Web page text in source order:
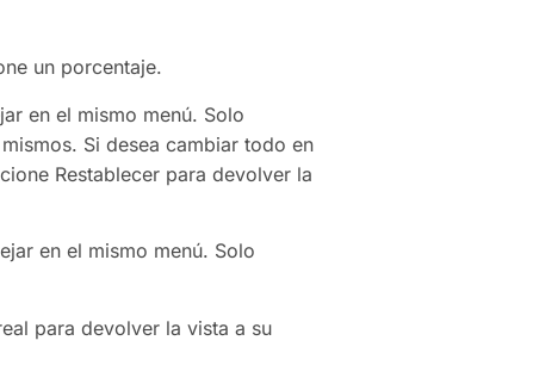
un porcentaje.
en el mismo menú. Solo
Si desea cambiar todo en
Restablecer para devolver la
en el mismo menú. Solo
para devolver la vista a su